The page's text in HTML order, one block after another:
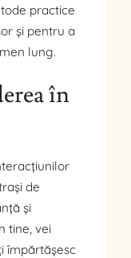
practice
și pentru a
lung.
în
de
și
tine, vei
împărtășesc